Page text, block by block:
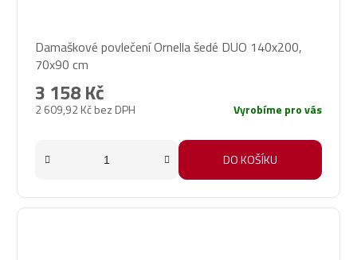
hodnocení
produktu
je
5,0
hvězdiček.
Damaškové povlečení Ornella šedé DUO 140x200,
70x90 cm
2 609,92 Kč bez DPH
3 158 Kč
Vyrobíme pro vás
DO KOŠÍKU